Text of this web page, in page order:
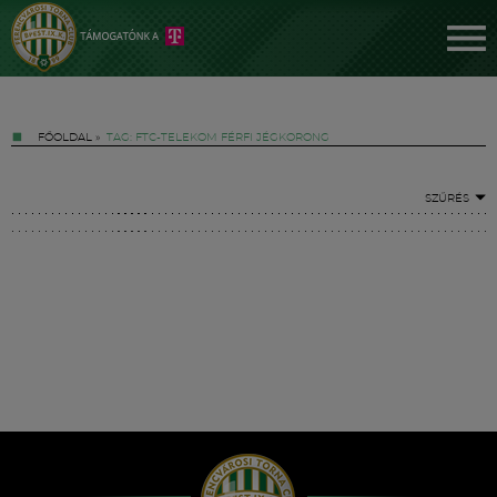
FŐOLDAL » TAG: FTC-TELEKOM FÉRFI JÉGKORONG
SZŰRÉS
Hírek